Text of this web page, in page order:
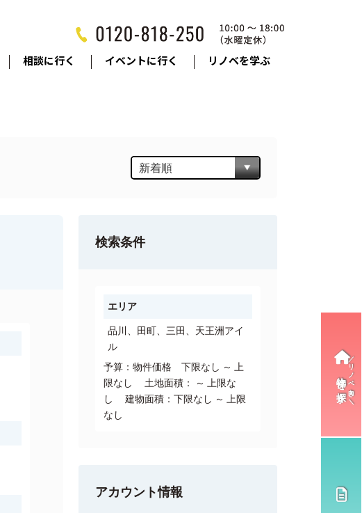
相談に行く イベントに行く リノベを学ぶ
検索条件
エリア
品川、田町、三田、天王洲アイ
ル
予算：物件価格 下限なし ～ 上
限なし 土地面積： ～ 上限な
し 建物面積：下限なし ～ 上限
なし
アカウント情報
物件を探す